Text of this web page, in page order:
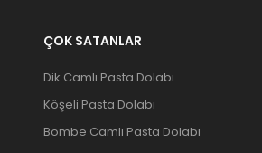
ÇOK SATANLAR
Dik Camlı Pasta Dolabı
Köşeli Pasta Dolabı
Bombe Camlı Pasta Dolabı